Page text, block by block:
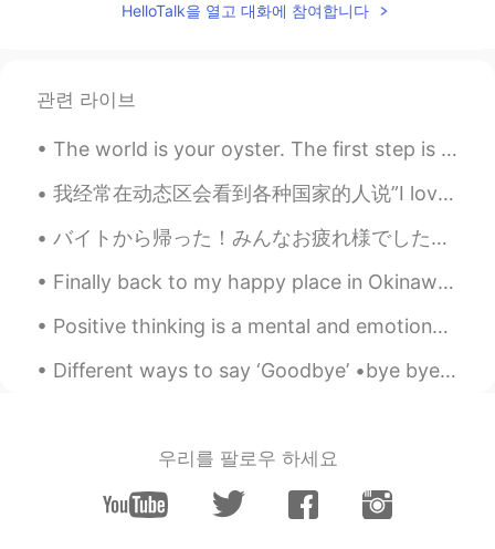
でもたぶん売りにくいそうな食品だか
買って見ようと決め
試しに買って、今日のランチに焼いて
実は 考えよりもっと美味しかった。
た。
味がメキシコのタコの肉と近くと思っ
味がメキシコのタコの肉
(タコミート
今日の筋トレの後にお腹が空いた
てソーセージを上に乗せた
HelloTalk을 열고 대화에 참여합니다
관련 라이브
The world is your oyster. The first step is to open up and say Hello!. Remember it's not "How hi...
我经常在动态区会看到各种国家的人说”I love china” 然后评论下肯定有人写”thank you” 让我想起的画面就是女主角跟老公说一句”老公...我爱你哦😍” 然后老公严肃语气来个”...
バイトから帰った！みんなお疲れ様でした〜 社長は金平糖買ってくれた！笑 バイト終わって、友達と一緒にカワカフェに行った！鴨川の近くにあるカフェ！とても美味しかった！オススメやわ！♥️😌是非行っ...
Finally back to my happy place in Okinawa 🇯🇵 Two things I love the most: burgers, and my girlfri...
Positive thinking is a mental and emotional attitude that focuses on the bright side of life and ...
Different ways to say ‘Goodbye’ •bye bye •See you later/ See ya! (Syl) •Talk to you later (Ttyl...
우리를 팔로우 하세요